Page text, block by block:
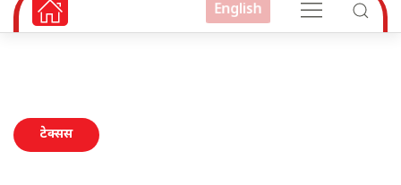
English
टेक्सस